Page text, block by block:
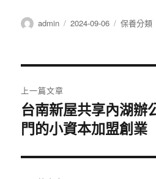
作
admin
發
2024-09-06
分
保養分類
章
導
覽
上一篇文章
上
一
文
台南新屋共享內湖辦
門的小資本加盟創業